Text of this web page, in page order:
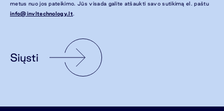
metus nuo jos pateikimo. Jūs visada galite atšaukti savo sutikimą el. paštu
info@invltechnology.lt.
Siųsti